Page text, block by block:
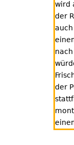
wird
der
der